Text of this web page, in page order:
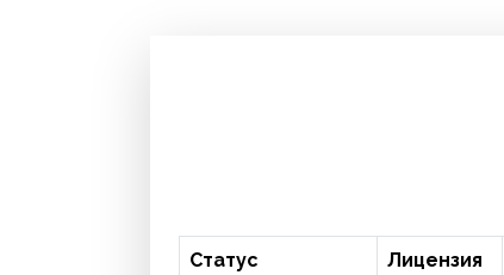
Статус Лицензия